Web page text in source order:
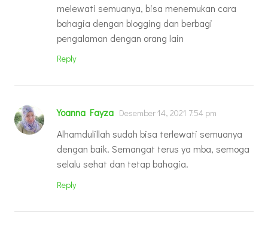
melewati semuanya, bisa menemukan cara
bahagia dengan blogging dan berbagi
pengalaman dengan orang lain
Reply
Yoanna Fayza Desember 14, 2021 7:54 pm
Alhamdulillah sudah bisa terlewati semuanya
dengan baik. Semangat terus ya mba, semoga
selalu sehat dan tetap bahagia.
Reply